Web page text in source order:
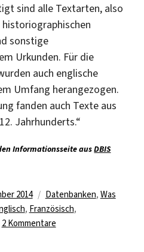
sind alle Textarten, also
sonstige
Urkunden. Für die
auch englische
Umfang herangezogen.
fanden auch Texte aus
Jahrhunderts.“
Informationsseite ausDBIS
2014 Kategorien
Datenbanken, Was
, Französisch,
2 Kommentarezu